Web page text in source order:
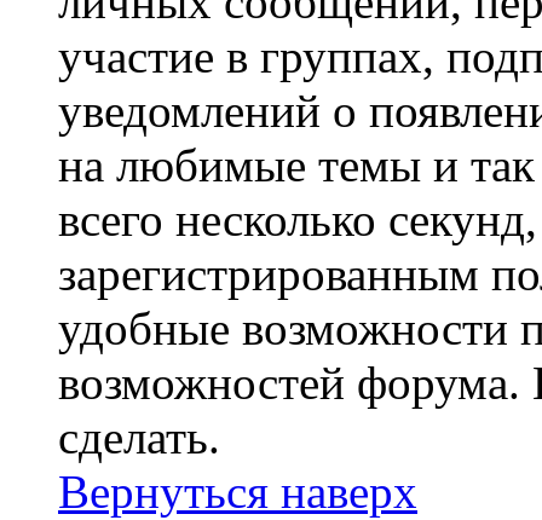
участие в группах,
уведомлений о
на любимые темы и так
всего несколько
зарегистрированным
удобные возможности
возможностей
сделать.
Вернуться наверх